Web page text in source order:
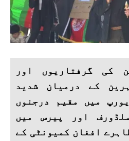
کی گرفتاریوں اور
کے درمیان شدید
میں مقیم درجنوں
اور پیرس میں
افغان کمیونٹی کے